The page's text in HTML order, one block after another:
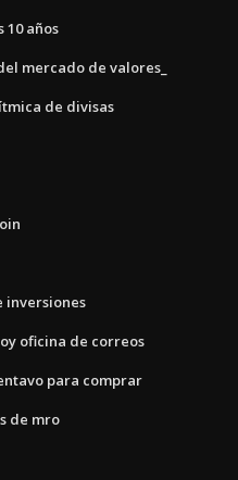
años
mercado de valores_
de divisas
inversiones
oficina de correos
para comprar
de mro